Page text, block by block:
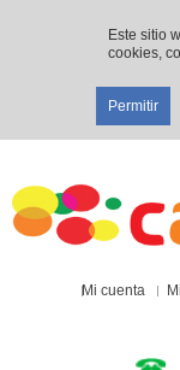
Este sitio
cookies,
Permitir
Mi cuenta